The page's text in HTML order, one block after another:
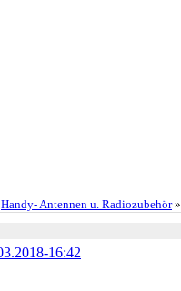
Handy- Antennen u. Radiozubehör»